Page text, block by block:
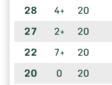
20
+4
28
20
+2
27
20
+7
22
20
0
20